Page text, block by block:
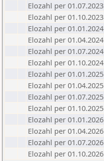
Elozahl per 01.07.2023
Elozahl per 01.10.2023
Elozahl per 01.01.2024
Elozahl per 01.04.2024
Elozahl per 01.07.2024
Elozahl per 01.10.2024
Elozahl per 01.01.2025
Elozahl per 01.04.2025
Elozahl per 01.07.2025
Elozahl per 01.10.2025
Elozahl per 01.01.2026
Elozahl per 01.04.2026
Elozahl per 01.07.2026
Elozahl per 01.10.2026